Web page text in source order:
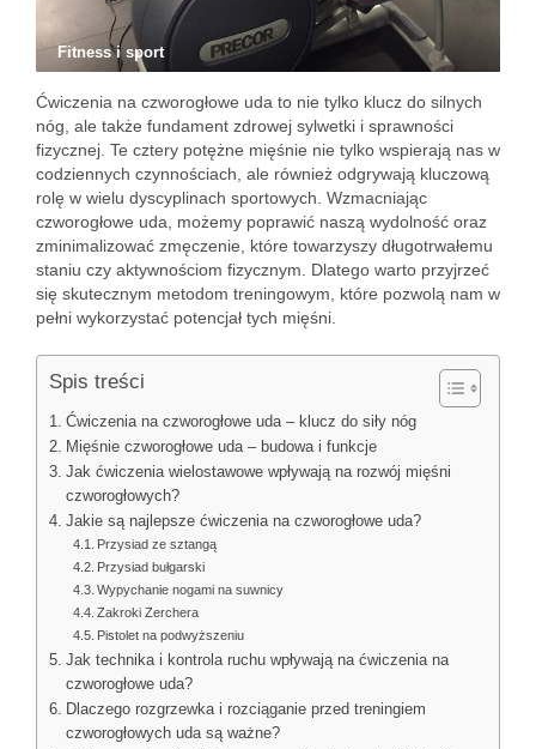
Fitness i sport
Ćwiczenia na czworogłowe uda to nie tylko klucz do silnych
nóg, ale także fundament zdrowej sylwetki i sprawności
fizycznej. Te cztery potężne mięśnie nie tylko wspierają nas w
codziennych czynnościach, ale również odgrywają kluczową
rolę w wielu dyscyplinach sportowych. Wzmacniając
czworogłowe uda, możemy poprawić naszą wydolność oraz
zminimalizować zmęczenie, które towarzyszy długotrwałemu
staniu czy aktywnościom fizycznym. Dlatego warto przyjrzeć
się skutecznym metodom treningowym, które pozwolą nam w
pełni wykorzystać potencjał tych mięśni.
Spis treści
Ćwiczenia na czworogłowe uda – klucz do siły nóg
Mięśnie czworogłowe uda – budowa i funkcje
Jak ćwiczenia wielostawowe wpływają na rozwój mięśni
czworogłowych?
Jakie są najlepsze ćwiczenia na czworogłowe uda?
Przysiad ze sztangą
Przysiad bułgarski
Wypychanie nogami na suwnicy
Zakroki Zerchera
Pistolet na podwyższeniu
Jak technika i kontrola ruchu wpływają na ćwiczenia na
czworogłowe uda?
Dlaczego rozgrzewka i rozciąganie przed treningiem
czworogłowych uda są ważne?